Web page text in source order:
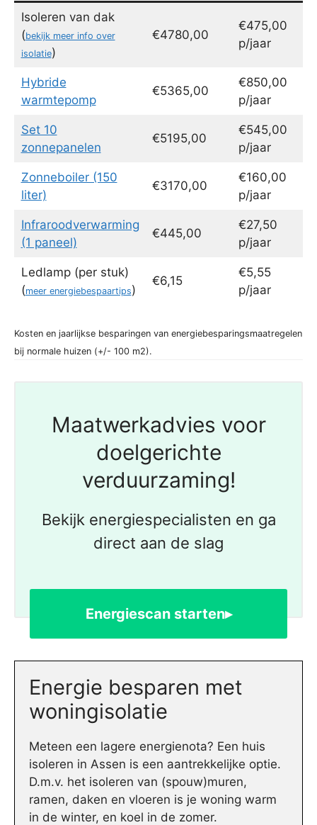
Isoleren van dak
(bekijk meer info over
isolatie)
€4780,00
€475,00
p/jaar
Hybride
warmtepomp
€5365,00
€850,00
p/jaar
Set 10
zonnepanelen
€5195,00
€545,00
p/jaar
Zonneboiler (150
liter)
€3170,00
€160,00
p/jaar
Infraroodverwarming
(1 paneel)
€445,00
€27,50
p/jaar
Ledlamp (per stuk)
(meer energiebespaartips)
€6,15
€5,55
p/jaar
Kosten en jaarlijkse besparingen van energiebesparingsmaatregelen
bij normale huizen (+/- 100 m2).
Maatwerkadvies voor
doelgerichte
verduurzaming!
Bekijk energiespecialisten en ga
direct aan de slag
Energiescan starten▸
Energie besparen met
woningisolatie
Meteen een lagere energienota? Een huis
isoleren in Assen is een aantrekkelijke optie.
D.m.v. het isoleren van (spouw)muren,
ramen, daken en vloeren is je woning warm
in de winter, en koel in de zomer.